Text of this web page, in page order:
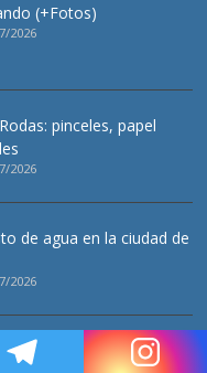
(+Fotos)
2026
pinceles, papel
2026
de agua en la ciudad de
2026
curatorial: muestra